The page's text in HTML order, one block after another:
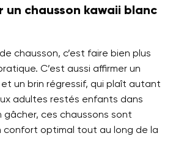
un chausson kawaii blanc
chausson, c’est faire bien plus
C’est aussi affirmer un
un brin régressif, qui plaît autant
adultes restés enfants dans
gâcher, ces chaussons sont
confort optimal tout au long de la